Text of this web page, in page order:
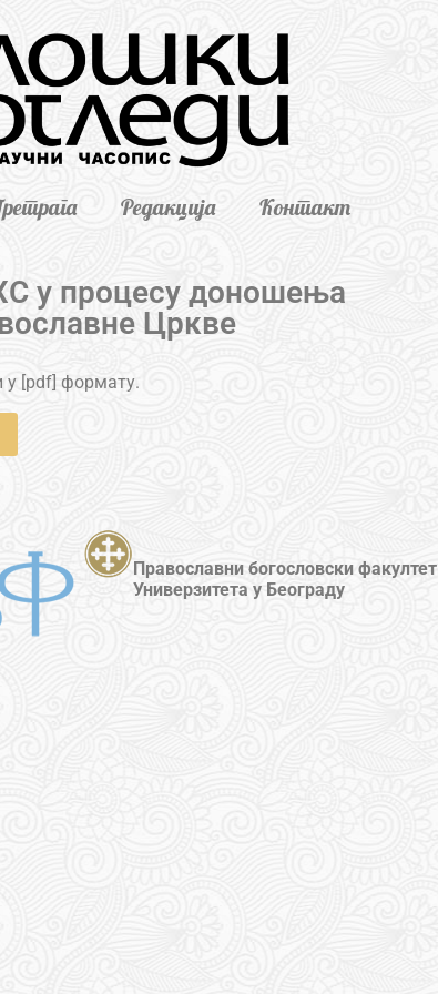
Редакција Контакт
у процесу доношења
Цркве
у [pdf] формату.
Православни богословски факултет
Универзитета у Београду